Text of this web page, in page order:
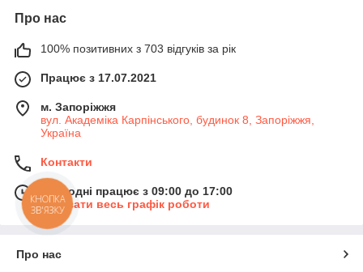
Про нас
100% позитивних з 703 відгуків за рік
Працює з 17.07.2021
м. Запоріжжя
вул. Академіка Карпінського, будинок 8, Запоріжжя,
Україна
Контакти
Сьогодні працює з 09:00 до 17:00
Показати весь графік роботи
Про нас
КНОПКА
ЗВ'ЯЗКУ